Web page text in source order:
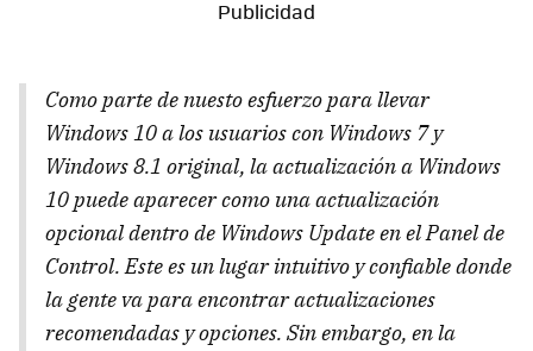
Como parte de nuesto esfuerzo para llevar
Windows 10 a los usuarios con Windows 7 y
Windows 8.1 original, la actualización a Windows
10 puede aparecer como una actualización
opcional dentro de Windows Update en el Panel de
Control. Este es un lugar intuitivo y confiable donde
la gente va para encontrar actualizaciones
recomendadas y opciones. Sin embargo, en la